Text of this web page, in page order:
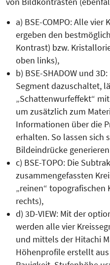
a) BSE-COMPO: Alle
ergeben den
Kontrast) bzw.
oben links),
b) BSE-SHADOW und
Segment dazuschaltet,
„Schattenwurfeffekt“
um zusätzlich zum
Informationen über die
erhalten. So lassen sich
Bildeindrücke
c) BSE-TOPO: Die
zusammengefassten
„reinen“ topografischen
rechts),
d) 3D-VIEW: Mit der
werden alle vier
und mittels der Hitachi
Höhenprofile erstellt